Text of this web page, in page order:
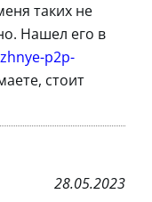
таких не
Нашел его в
p2p-
стоит
28.05.2023